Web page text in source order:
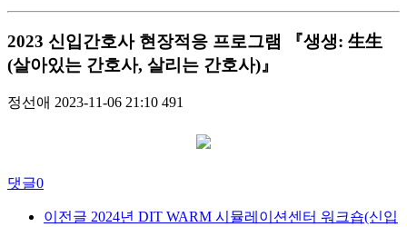
2023 신입간호사 현장적응 프로그램 『생생: 生生
(살아있는 간호사, 살리는 간호사)』
정선애 2023-11-06 21:10 491
댓글0
이전글 2024년 DIT WARM 시뮬레이션센터 워크숍(신입